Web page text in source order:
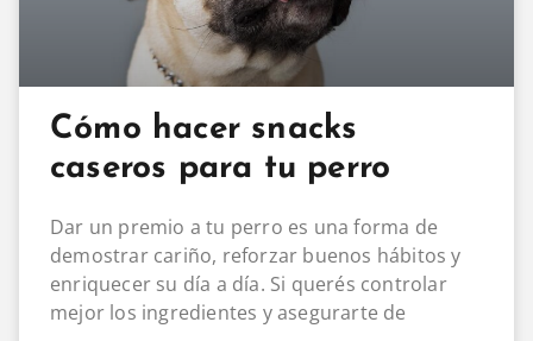
Cómo hacer snacks
caseros para tu perro
Dar un premio a tu perro es una forma de
demostrar cariño, reforzar buenos hábitos y
enriquecer su día a día. Si querés controlar
mejor los ingredientes y asegurarte de